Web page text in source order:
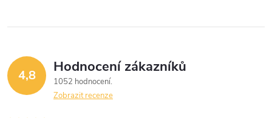
4,8 Hodnocení zákazníků
1052 hodnocení
Zobrazit recenze